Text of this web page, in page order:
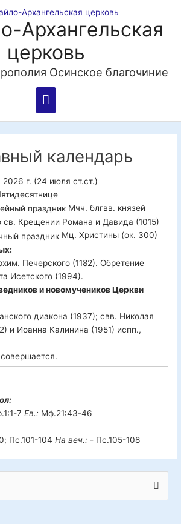
Архангельская
церковь
Осинское благочиние
Главное
меню
календарь
2026 г. (24 июля ст.ст.)
Мчч. блгвв. князей
св. Крещении Романа и Давида (1015)
Мц. Христины (ок. 300)
Печерского (1182). Обретение
Исетского (1994).
и новомучеников Церкви
диакона (1937); свв. Николая
и Иоанна Калинина (1951) испп.,
7 Ев.: Мф.21:43-46
Пс.101-104 На веч.: - Пс.105-108